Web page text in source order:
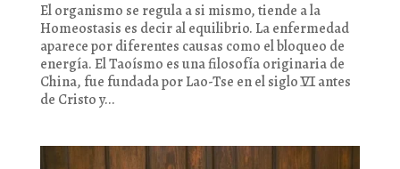
El organismo se regula a si mismo, tiende a la
Homeostasis es decir al equilibrio. La enfermedad
aparece por diferentes causas como el bloqueo de
energía. El Taoísmo es una filosofía originaria de
China, fue fundada por Lao-Tse en el siglo VI antes
de Cristo y...